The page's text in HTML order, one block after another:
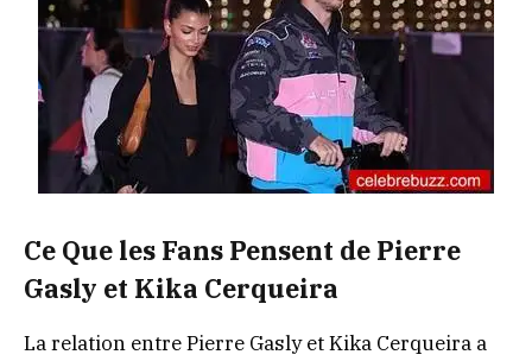
Ce Que les Fans Pensent de Pierre
Gasly et Kika Cerqueira
La relation entre Pierre Gasly et Kika Cerqueira a